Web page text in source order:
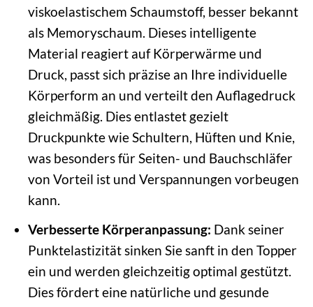
viskoelastischem Schaumstoff, besser bekannt
als Memoryschaum. Dieses intelligente
Material reagiert auf Körperwärme und
Druck, passt sich präzise an Ihre individuelle
Körperform an und verteilt den Auflagedruck
gleichmäßig. Dies entlastet gezielt
Druckpunkte wie Schultern, Hüften und Knie,
was besonders für Seiten- und Bauchschläfer
von Vorteil ist und Verspannungen vorbeugen
kann.
Verbesserte Körperanpassung: Dank seiner
Punktelastizität sinken Sie sanft in den Topper
ein und werden gleichzeitig optimal gestützt.
Dies fördert eine natürliche und gesunde